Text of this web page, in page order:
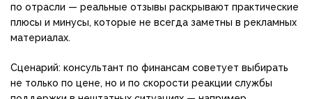
по отрасли — реальные отзывы раскрывают практические
плюсы и минусы, которые не всегда заметны в рекламных
материалах.
Сценарий: консультант по финансам советует выбирать
не только по цене, но и по скорости реакции службы